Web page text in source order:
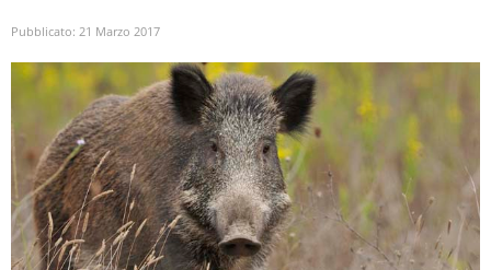
Pubblicato: 21 Marzo 2017